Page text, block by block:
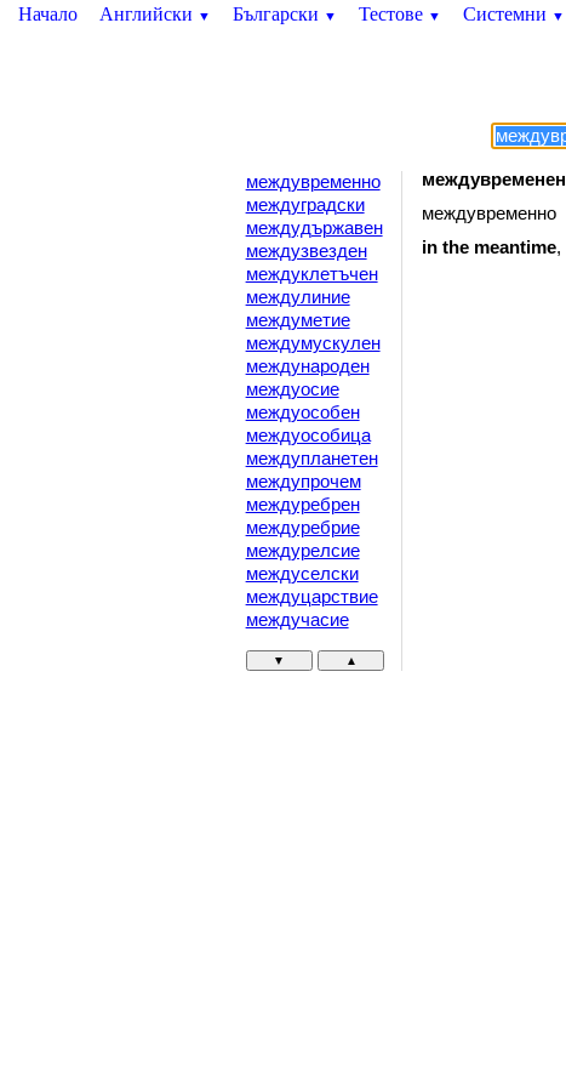
Начало Английски ▼ Български ▼ Тестове ▼ Системни ▼
междувременно
междуградски
междудържавен
междузвезден
междуклетъчен
междулиние
междуметие
междумускулен
международен
междуосие
междуособен
междуособица
междупланетен
междупрочем
междуребрен
междуребрие
междурелсие
междуселски
междуцарствие
междучасие
▼ ▲
междувременен
междувременно
in the meantime,